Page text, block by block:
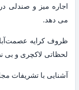
اجاره میز و صندلی
می دهد.
ظروف کرایه
لحظاتی لاکچری و بی
آشنایی با تشریفات